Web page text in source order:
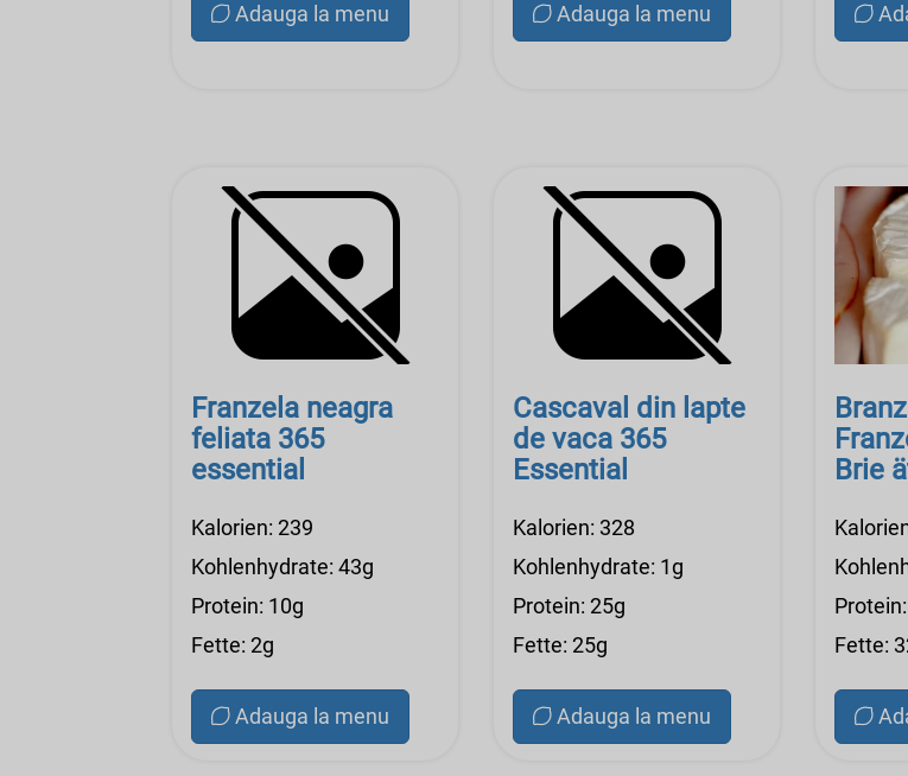
Adauga la menu Adauga la menu
Franzela neagra
feliata 365
essential
Kalorien: 239
Kohlenhydrate: 43g
Protein: 10g
Fette: 2g
Adauga la menu
Cascaval din lapte
de vaca 365
Essential
Kalorien: 328
Kohlenhydrate: 1g
Protein: 25g
Fette: 25g
Adauga la menu
Brie
Fette: